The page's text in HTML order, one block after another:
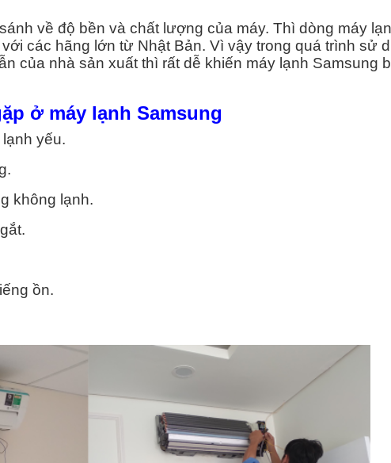
về độ bền và chất lượng của máy. Thì dòng máy
các hãng lớn từ Nhật Bản. Vì vậy trong quá trình sử
của nhà sản xuất thì rất dễ khiến máy lạnh Samsung
ở máy lạnh Samsung
yếu.
không lạnh.
ồn.